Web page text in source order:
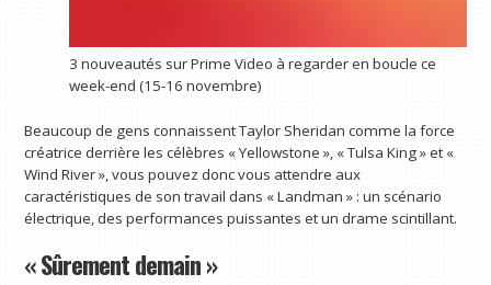
3 nouveautés sur Prime Video à regarder en boucle ce
week-end (15-16 novembre)
Beaucoup de gens connaissent Taylor Sheridan comme la force
créatrice derrière les célèbres « Yellowstone », « Tulsa King » et «
Wind River », vous pouvez donc vous attendre aux
caractéristiques de son travail dans « Landman » : un scénario
électrique, des performances puissantes et un drame scintillant.
« Sûrement demain »